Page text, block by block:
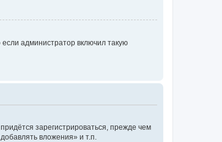
администратор включил такую
зарегистрироваться, прежде чем
вложения» и т.п.